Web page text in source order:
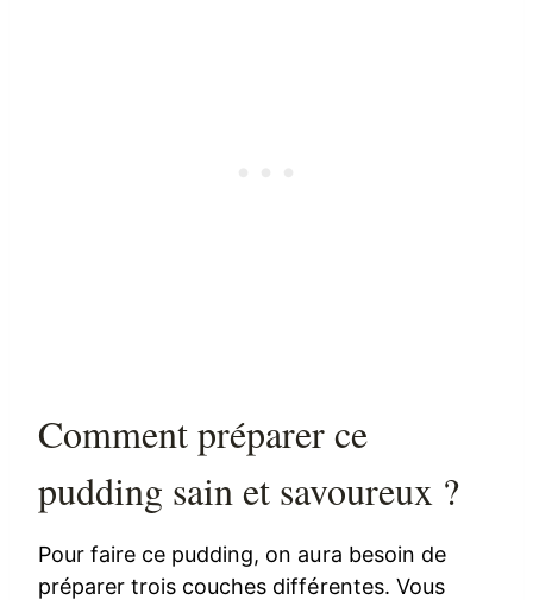
Comment préparer ce
pudding sain et savoureux ?
Pour faire ce pudding, on aura besoin de
préparer trois couches différentes. Vous